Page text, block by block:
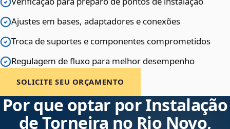
Ajustes em bases, adaptadores e conexões
Troca de suportes e componentes comprometidos
Regulagem de fluxo para melhor desempenho
SOLICITE SEU ORÇAMENTO
Por que optar por Instalação
de Torneira no Rio Novo,